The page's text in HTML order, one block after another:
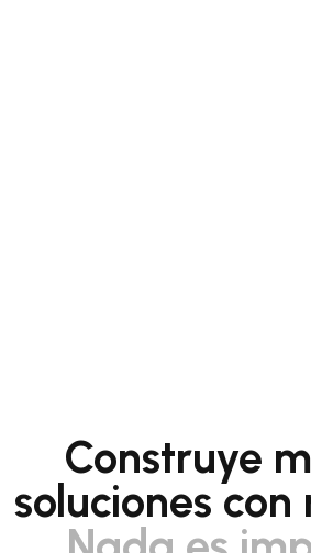
Construye
soluciones con